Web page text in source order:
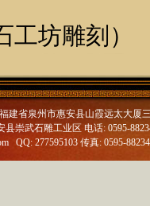
工坊雕刻 ）
建省泉州市惠安县山霞远太大厦
崇武石雕工业区 电话: 0595-
QQ: 277595103 传真: 0595-